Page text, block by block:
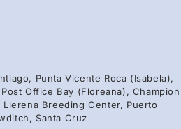
Punta Vicente Roca (Isabela),
Office Bay (Floreana), Champion
Breeding Center, Puerto
Santa Cruz